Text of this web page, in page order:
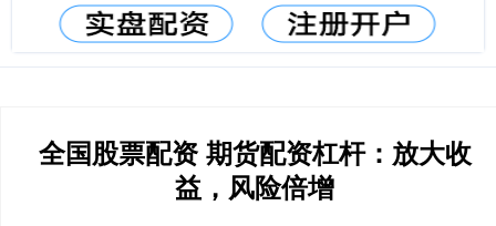
全国股票配资 期货配资杠杆：放大收
益，风险倍增